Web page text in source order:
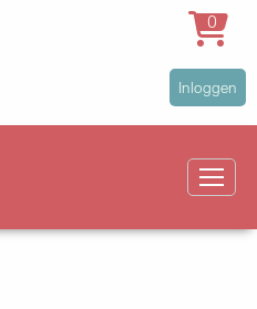
User
account
Inloggen
0